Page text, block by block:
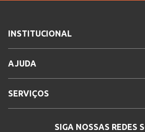
INSTITUCIONAL
AJUDA
SERVIÇOS
SIGA NOSSAS REDES